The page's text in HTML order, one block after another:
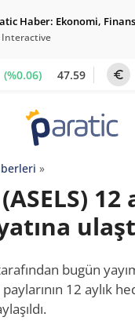
Haber: Ekonomi, Finans
Interactive
(%0.06) 47.59
»
12
bugün
12 aylık